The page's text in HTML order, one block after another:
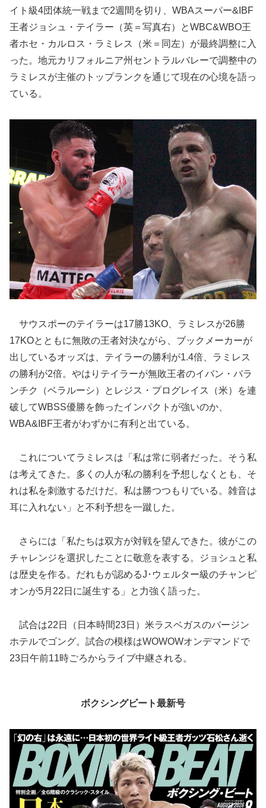
イト級4団体統一戦まで2週間を切り、WBAスーパー&IBF
王者ジョシュ・テイラー（英＝写真右）とWBC&WBO王
者ホセ・カルロス・ラミレス（米＝同左）が最終調整に入
った。地元カリフォルニア州セントラルバレーで調整中の
ラミレスが主催のトップランクを通じて現在の心境を語っ
ている。
サウスポーのテイラーは17勝13KO、ラミレスが26勝
17KOとともに無敗の王者対決ながら、ブックメーカーが
出しているオッズは、テイラーの勝利が1.4倍、ラミレス
の勝利が2倍。やはりテイラーが無敗王者のイバン・バラ
ンチク（ベラルーシ）とレジス・プログレイス（米）を連
破してWBSS優勝を飾ったインパクトが強いのか、
WBA&IBF王者がわずかに有利と出ている。
これについてラミレスは「私は常に弱者だった。そう私
は考えてきた。多くの人が私の勝利を予想しなくとも、そ
れは私を刺激するだけだ。私は勝つつもりでいる。雑音は
耳に入れない」と不利予想を一蹴した。
さらには「私たちは双方が対戦を望んできた。彼がこの
チャレンジを選択したことに敬意を表する。ジョシュと私
は歴史を作る。だれもが認めるJ･ウェルター級のチャンピ
オンが5月22日に誕生する」と力強く語った。
試合は22日（日本時間23日）米ラスベガスのバージン
ホテルでゴング。試合の模様はWOWOWオンデマンドで
23日午前11時ごろからライブ中継される。
ボクシングビート最新号